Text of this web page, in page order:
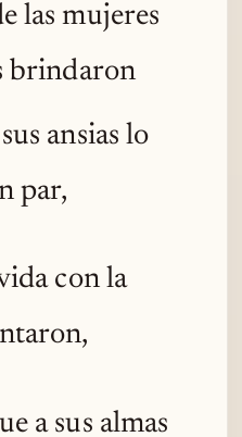
las mujeres
brindaron
ansias lo
par,
con la
a sus almas